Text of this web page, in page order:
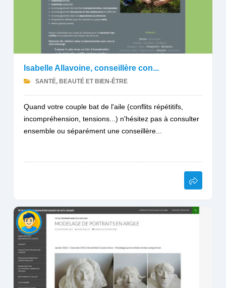
Isabelle Allavoine, conseillère con...
SANTÉ, BEAUTÉ ET BIEN-ÊTRE
Quand votre couple bat de l'aile (conflits répétitifs,
incompréhension, tensions...) n'hésitez pas à consulter
ensemble ou séparément une conseillère...